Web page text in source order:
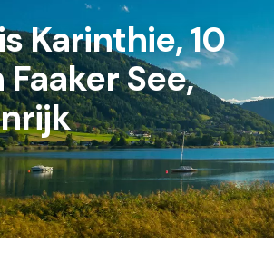
Karinthie, 10
See,